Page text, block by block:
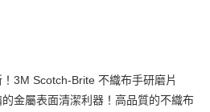
3M Scotch-Brite 不織布手研磨片
金屬表面清潔利器！高品質的不織布